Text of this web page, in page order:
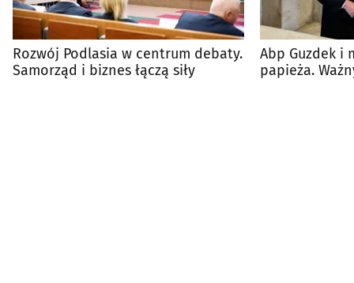
Rozwój Podlasia w centrum debaty.
Samorząd i biznes łączą siły
Abp Guzdek i
papieża.